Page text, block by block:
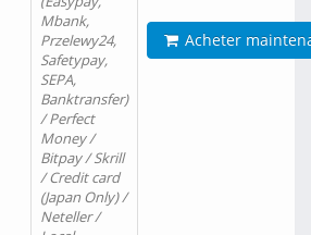
Mbank,
Przelewy24,
Safetypay,
SEPA,
Banktransfer)
/ Perfect
Money /
Bitpay / Skrill
/ Credit card
(Japan Only) /
Neteller /
Acheter